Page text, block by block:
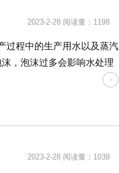
2023-2-28 阅读量：1198
过程中的生产用水以及蒸汽
，泡沫过多会影响水处理
2023-2-28 阅读量：1039